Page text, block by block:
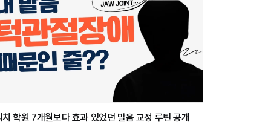
치 학원 7개월보다 효과 있었던 발음 교정 루틴 공개